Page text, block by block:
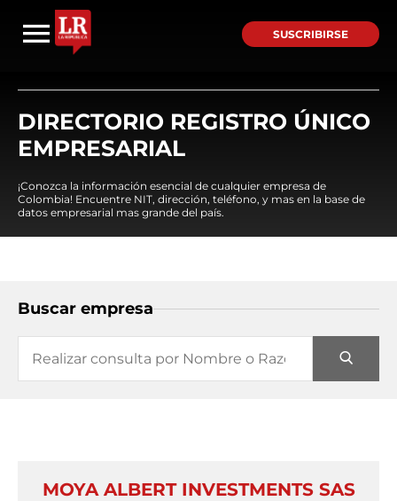
SUSCRIBIRSE
DIRECTORIO REGISTRO ÚNICO
EMPRESARIAL
¡Conozca la información esencial de cualquier empresa de
Colombia! Encuentre NIT, dirección, teléfono, y mas en la base de
datos empresarial mas grande del país.
Buscar empresa
MOYA ALBERT INVESTMENTS SAS